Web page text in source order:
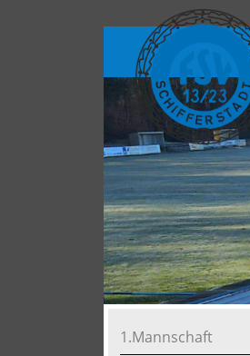
1.Mannschaft